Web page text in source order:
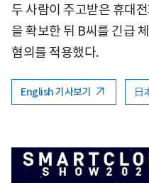
두 사람이 주고받은 휴대
을 확보한 뒤 B씨를 긴급
혐의를 적용했다.
English 기사보기 日